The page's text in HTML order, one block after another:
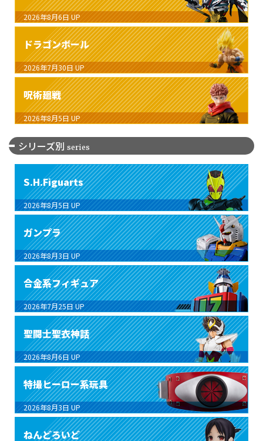
2026年8月6日 UP
ドラゴンボール
2026年7月30日 UP
呪術廻戦
2026年8月5日 UP
シリーズ別 series
S.H.Figuarts
2026年8月5日 UP
ガンプラ
2026年8月3日 UP
合金系フィギュア
2026年7月25日 UP
聖闘士聖衣神話
2026年8月6日 UP
特撮ヒーロー系玩具
2026年8月3日 UP
ねんどろいど